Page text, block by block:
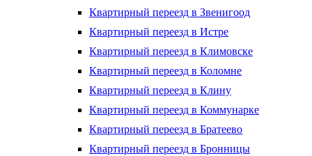
Квартирный переезд в Звенигоод
Квартирный переезд в Истре
Квартирный переезд в Климовске
Квартирный переезд в Коломне
Квартирный переезд в Клину
Квартирный переезд в Коммунарке
Квартирный переезд в Братеево
Квартирный переезд в Бронницы